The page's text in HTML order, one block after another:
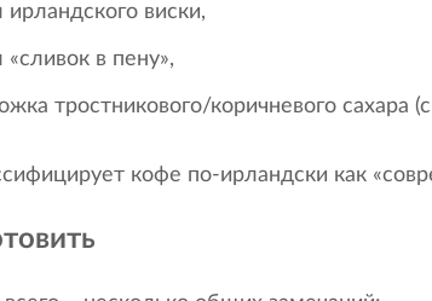
виски,
в пену»,
тростникового/коричневого сахара
кофе по-ирландски как